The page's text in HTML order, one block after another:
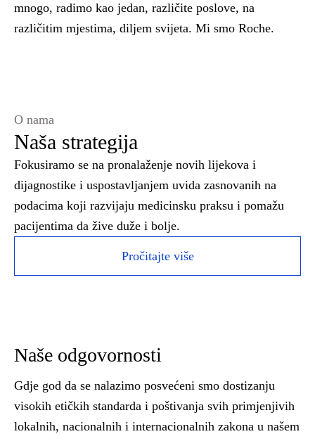
mnogo, radimo kao jedan, različite poslove, na
različitim mjestima, diljem svijeta. Mi smo Roche.
O nama
Naša strategija
Fokusiramo se na pronalaženje novih lijekova i
dijagnostike i uspostavljanjem uvida zasnovanih na
podacima koji razvijaju medicinsku praksu i pomažu
pacijentima da žive duže i bolje.
Pročitajte više
Naše odgovornosti
Gdje god da se nalazimo posvećeni smo dostizanju
visokih etičkih standarda i poštivanja svih primjenjivih
lokalnih, nacionalnih i internacionalnih zakona u našem